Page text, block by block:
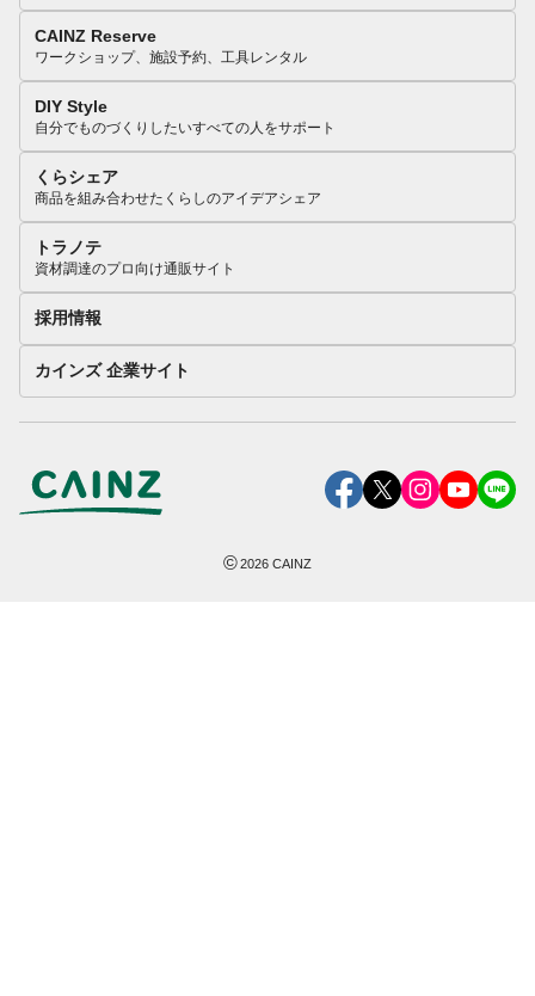
CAINZ Reserve
ワークショップ、施設予約、工具レンタル
DIY Style
自分でものづくりしたいすべての人をサポート
くらシェア
商品を組み合わせたくらしのアイデアシェア
トラノテ
資材調達のプロ向け通販サイト
採用情報
カインズ 企業サイト
©2026 CAINZ